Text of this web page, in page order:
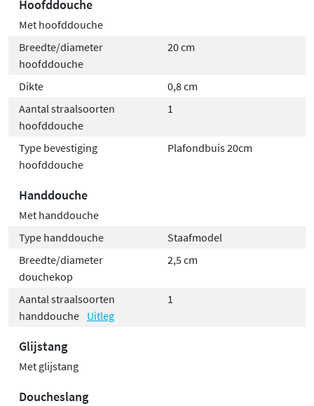
Hoofddouche
Met hoofddouche
Breedte/diameter
hoofddouche
20 cm
Dikte
0,8 cm
Aantal straalsoorten
hoofddouche
1
Type bevestiging
hoofddouche
Plafondbuis 20cm
Handdouche
Met handdouche
Type handdouche
Staafmodel
Breedte/diameter
douchekop
2,5 cm
Aantal straalsoorten
handdouche Uitleg
1
Glijstang
Met glijstang
Doucheslang